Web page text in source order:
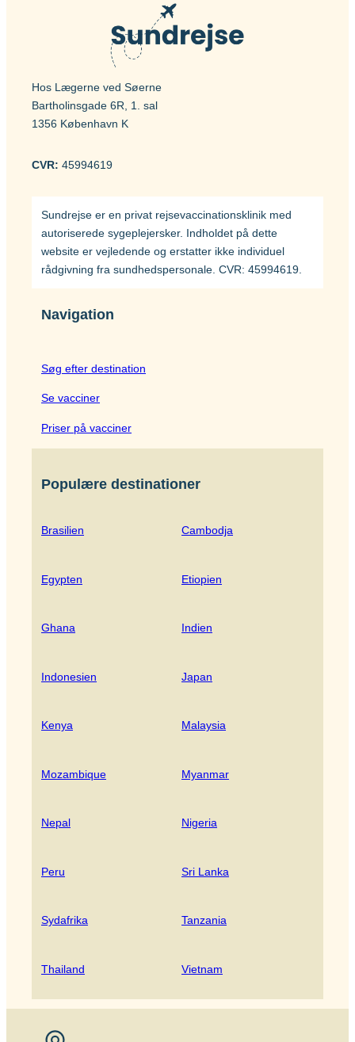
Hos Lægerne ved Søerne
Bartholinsgade 6R, 1. sal
1356 København K
CVR: 45994619
Sundrejse er en privat rejsevaccinationsklinik med
autoriserede sygeplejersker. Indholdet på dette
website er vejledende og erstatter ikke individuel
rådgivning fra sundhedspersonale. CVR: 45994619.
Navigation
Søg efter destination
Se vacciner
Priser på vacciner
Populære destinationer
Brasilien Cambodja
Egypten Etiopien
Ghana Indien
Indonesien Japan
Kenya Malaysia
Mozambique Myanmar
Nepal Nigeria
Peru Sri Lanka
Sydafrika Tanzania
Thailand Vietnam